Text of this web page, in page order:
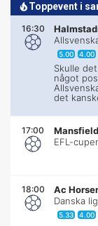
Toppevent i
16:30
5.00 4.00
Skulle
något
det
17:00
EFL-
18:00 Ac
Danska
5.33 4.00